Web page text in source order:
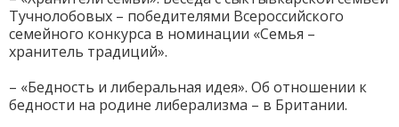
Тучнолобовых – победителями Всероссийского
семейного конкурса в номинации «Семья –
хранитель традиций».
– «Бедность и либеральная идея». Об отношении к
бедности на родине либерализма – в Британии.